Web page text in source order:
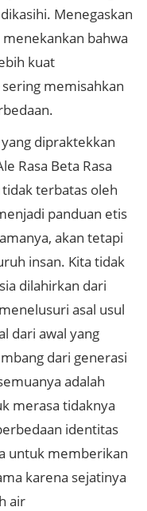
Menegaskan
menekankan bahwa
kuat
memisahkan
dipraktekkan
Rasa Beta Rasa
terbatas oleh
panduan etis
akan tetapi
insan. Kita tidak
dilahirkan dari
asal usul
dari awal yang
dari generasi
adalah
merasa tidaknya
identitas
untuk memberikan
karena sejatinya
air